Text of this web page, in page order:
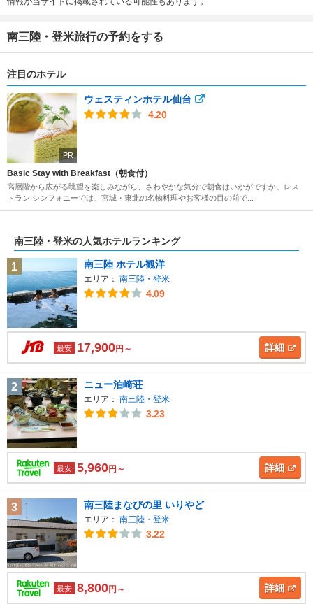
南三陸・登米旅行の予約をする
注目のホテル
PR
ウェスティンホテル仙台
4.20
Basic Stay with Breakfast（朝食付）
高層階から広がる眺望を楽しみながら、さわやかな気分で朝食はいかがですか。レス
トラン シンフォニーでは、宮城・東北の名物料理やお客様の目の前で...
南三陸・登米の人気ホテルランキング
1 南三陸 ホテル観洋
エリア： 南三陸・登米
4.09
最安 17,900円～ 詳細
2 ニュー泊崎荘
エリア： 南三陸・登米
3.23
最安 5,960円～ 詳細
3 南三陸まなびの里 いりやど
エリア： 南三陸・登米
3.22
最安 8,800円～ 詳細